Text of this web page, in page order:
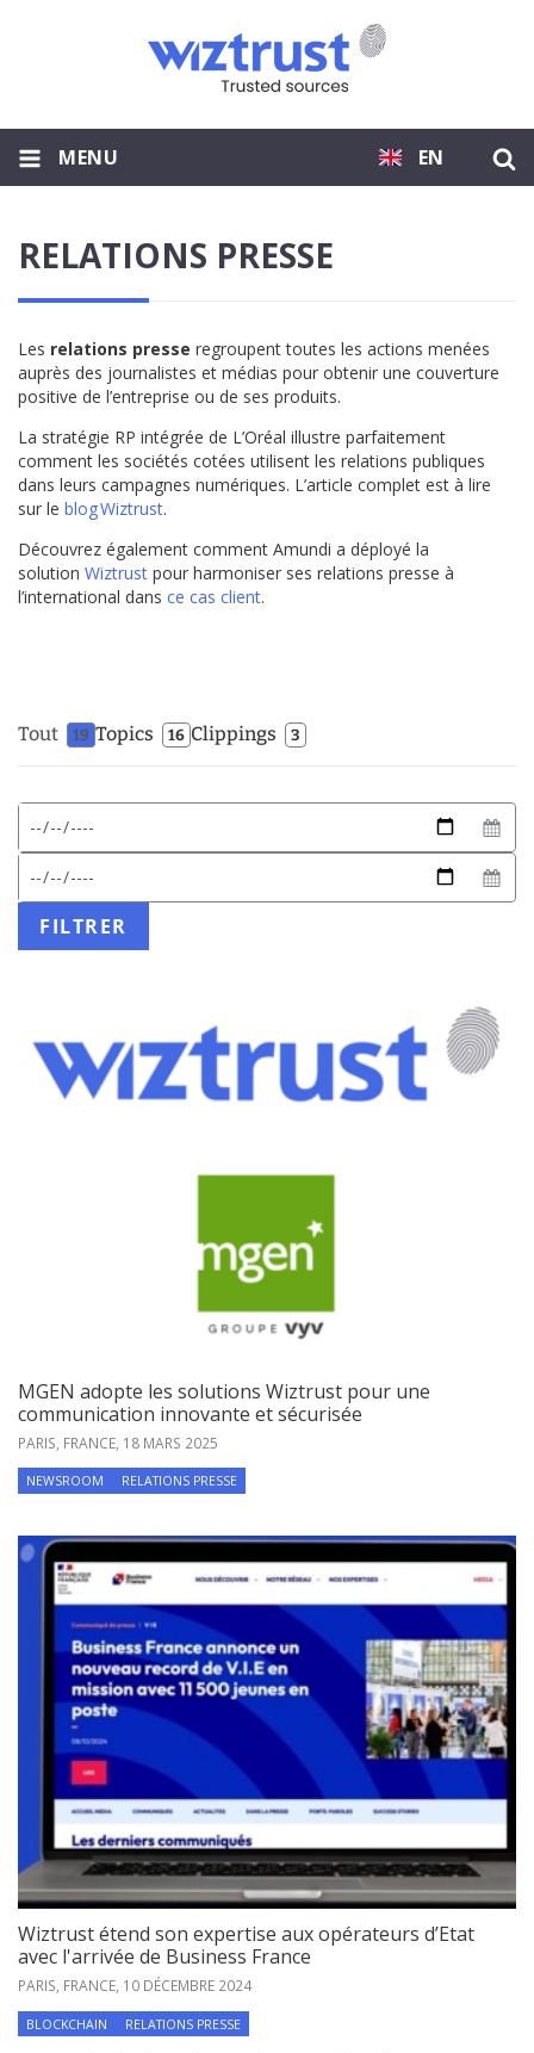
EN
MENU
RELATIONS PRESSE
Les relations presse regroupent toutes les actions menées
auprès des journalistes et médias pour obtenir une couverture
positive de l’entreprise ou de ses produits.
La stratégie RP intégrée de L’Oréal illustre parfaitement
comment les sociétés cotées utilisent les relations publiques
dans leurs campagnes numériques. L’article complet est à lire
sur le blog Wiztrust.
Découvrez également comment Amundi a déployé la
solution Wiztrust pour harmoniser ses relations presse à
l’international dans ce cas client.
Tout 19 Topics 16 Clippings 3
Date
de
début
Date
de
Format
de
date
attendu
:
JJ/MM/AAAA
FILTRER
MGEN adopte les solutions Wiztrust pour une
communication innovante et sécurisée
PARIS, FRANCE, 18 MARS 2025
NEWSROOM RELATIONS PRESSE
Wiztrust étend son expertise aux opérateurs d’Etat
avec l'arrivée de Business France
PARIS, FRANCE, 10 DÉCEMBRE 2024
BLOCKCHAIN RELATIONS PRESSE